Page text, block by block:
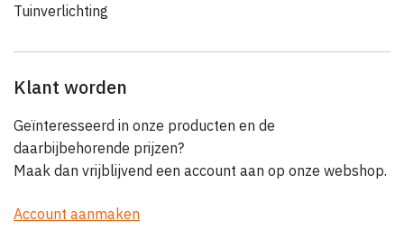
Tuinverlichting
Klant worden
Geïnteresseerd in onze producten en de
daarbijbehorende prijzen?
Maak dan vrijblijvend een account aan op onze webshop.
Account aanmaken